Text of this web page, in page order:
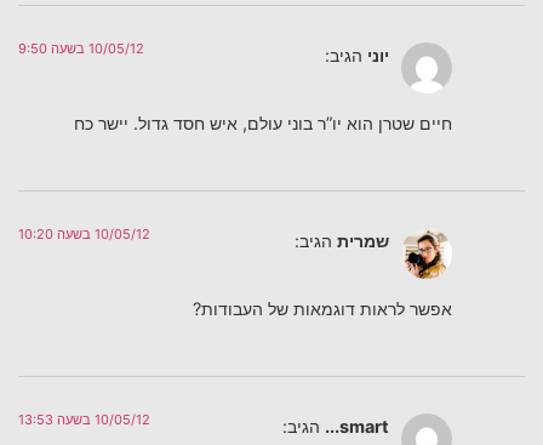
יוני הגיב: 10/05/12 בשעה 9:50
חיים שטרן הוא יו”ר בוני עולם, איש חסד גדול. יישר כח
שמרית הגיב: 10/05/12 בשעה 10:20
אפשר לראות דוגמאות של העבודות?
smart... הגיב: 10/05/12 בשעה 13:53